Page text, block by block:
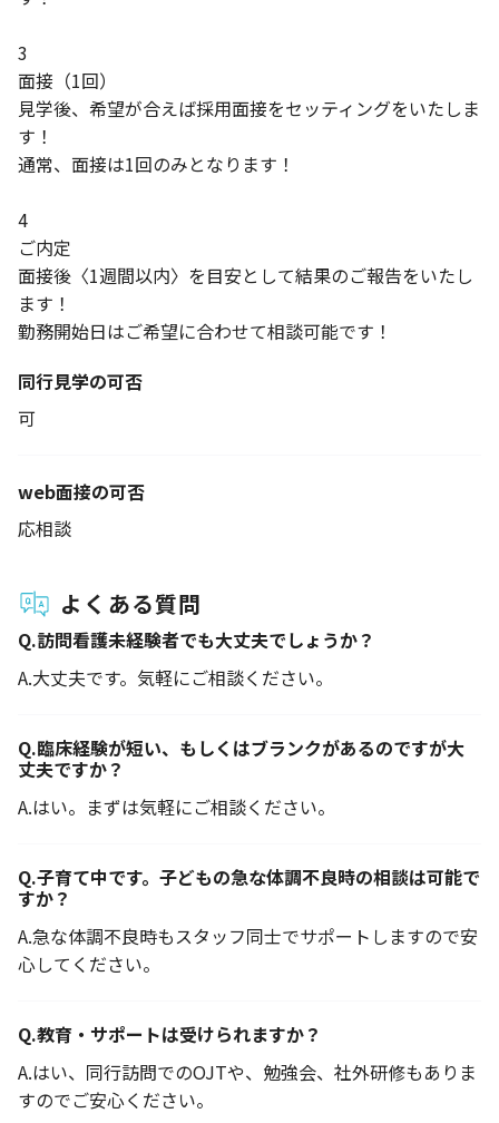
3
面接（1回）
見学後、希望が合えば採用面接をセッティングをいたしま
す！
通常、面接は1回のみとなります！
4
ご内定
面接後〈1週間以内〉を目安として結果のご報告をいたし
ます！
勤務開始日はご希望に合わせて相談可能です！
同行見学の可否
可
web面接の可否
応相談
よくある質問
Q.訪問看護未経験者でも大丈夫でしょうか？
A.大丈夫です。気軽にご相談ください。
Q.臨床経験が短い、もしくはブランクがあるのですが大
丈夫ですか？
A.はい。まずは気軽にご相談ください。
Q.子育て中です。子どもの急な体調不良時の相談は可能で
すか？
A.急な体調不良時もスタッフ同士でサポートしますので安
心してください。
Q.教育・サポートは受けられますか？
A.はい、同行訪問でのOJTや、勉強会、社外研修もありま
すのでご安心ください。